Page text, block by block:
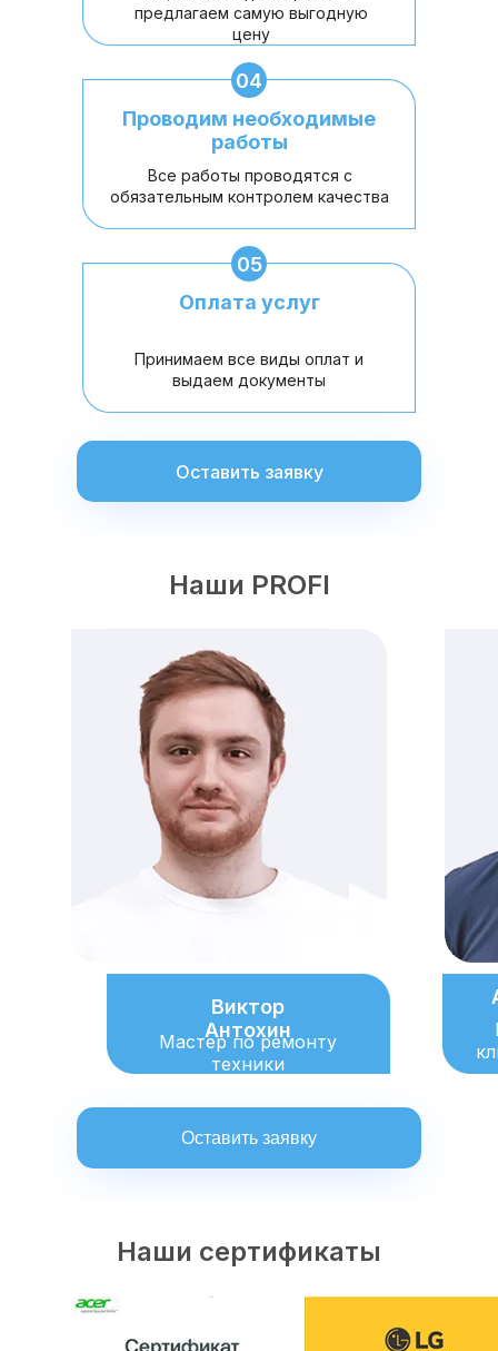
предлагаем самую выгодную
цену
Проводим необходимые
работы
04
Все работы проводятся с
обязательным контролем качества
Оплата услуг
05
Принимаем все виды оплат и
выдаем документы
Оставить заявку
Наши PROFI
Виктор
Антохин
Мастер по ремонту
техники
Оставить заявку
Наши сертификаты